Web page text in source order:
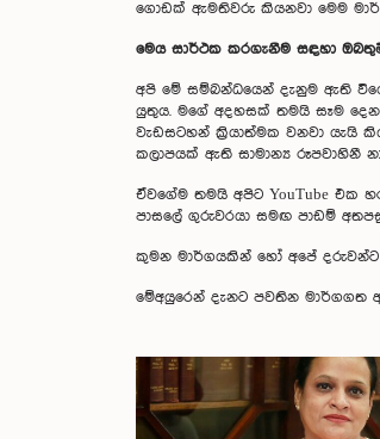
ගොඩක් ඇමතිවරු කියනවා මෙම
මෙය සාර්ථක කරගැනීම සඳහා
අපි මේ සම්බන්ධයෙන් දැනුම ඇති
යුතුය. මගේ අදහසක් තමයි සෑම
වැඩසටහන් ක්‍රියාත්මක වනවා යැයි
කලාපයක් ඇති සාමාන්‍ය රූපවාහිනී
ඒවගේම තමයි අපිට YouTube එක
පාසලේ ගුරුවරයා සමඟ පාඩම්
කුමන මාර්ගයකින් හෝ අපේ දරුවන්ට
මේඅයුරෙන් දැනට පවතින මාර්ගගත